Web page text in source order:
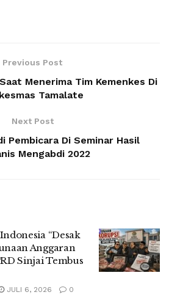
Previous Post
Menerima Tim Kemenkes Di
Tamalate
Next Post
Pembicara Di Seminar Hasil
Mengabdi 2022
“Desak
Anggaran
Sinjai Tembus
JULI 6, 2026 0